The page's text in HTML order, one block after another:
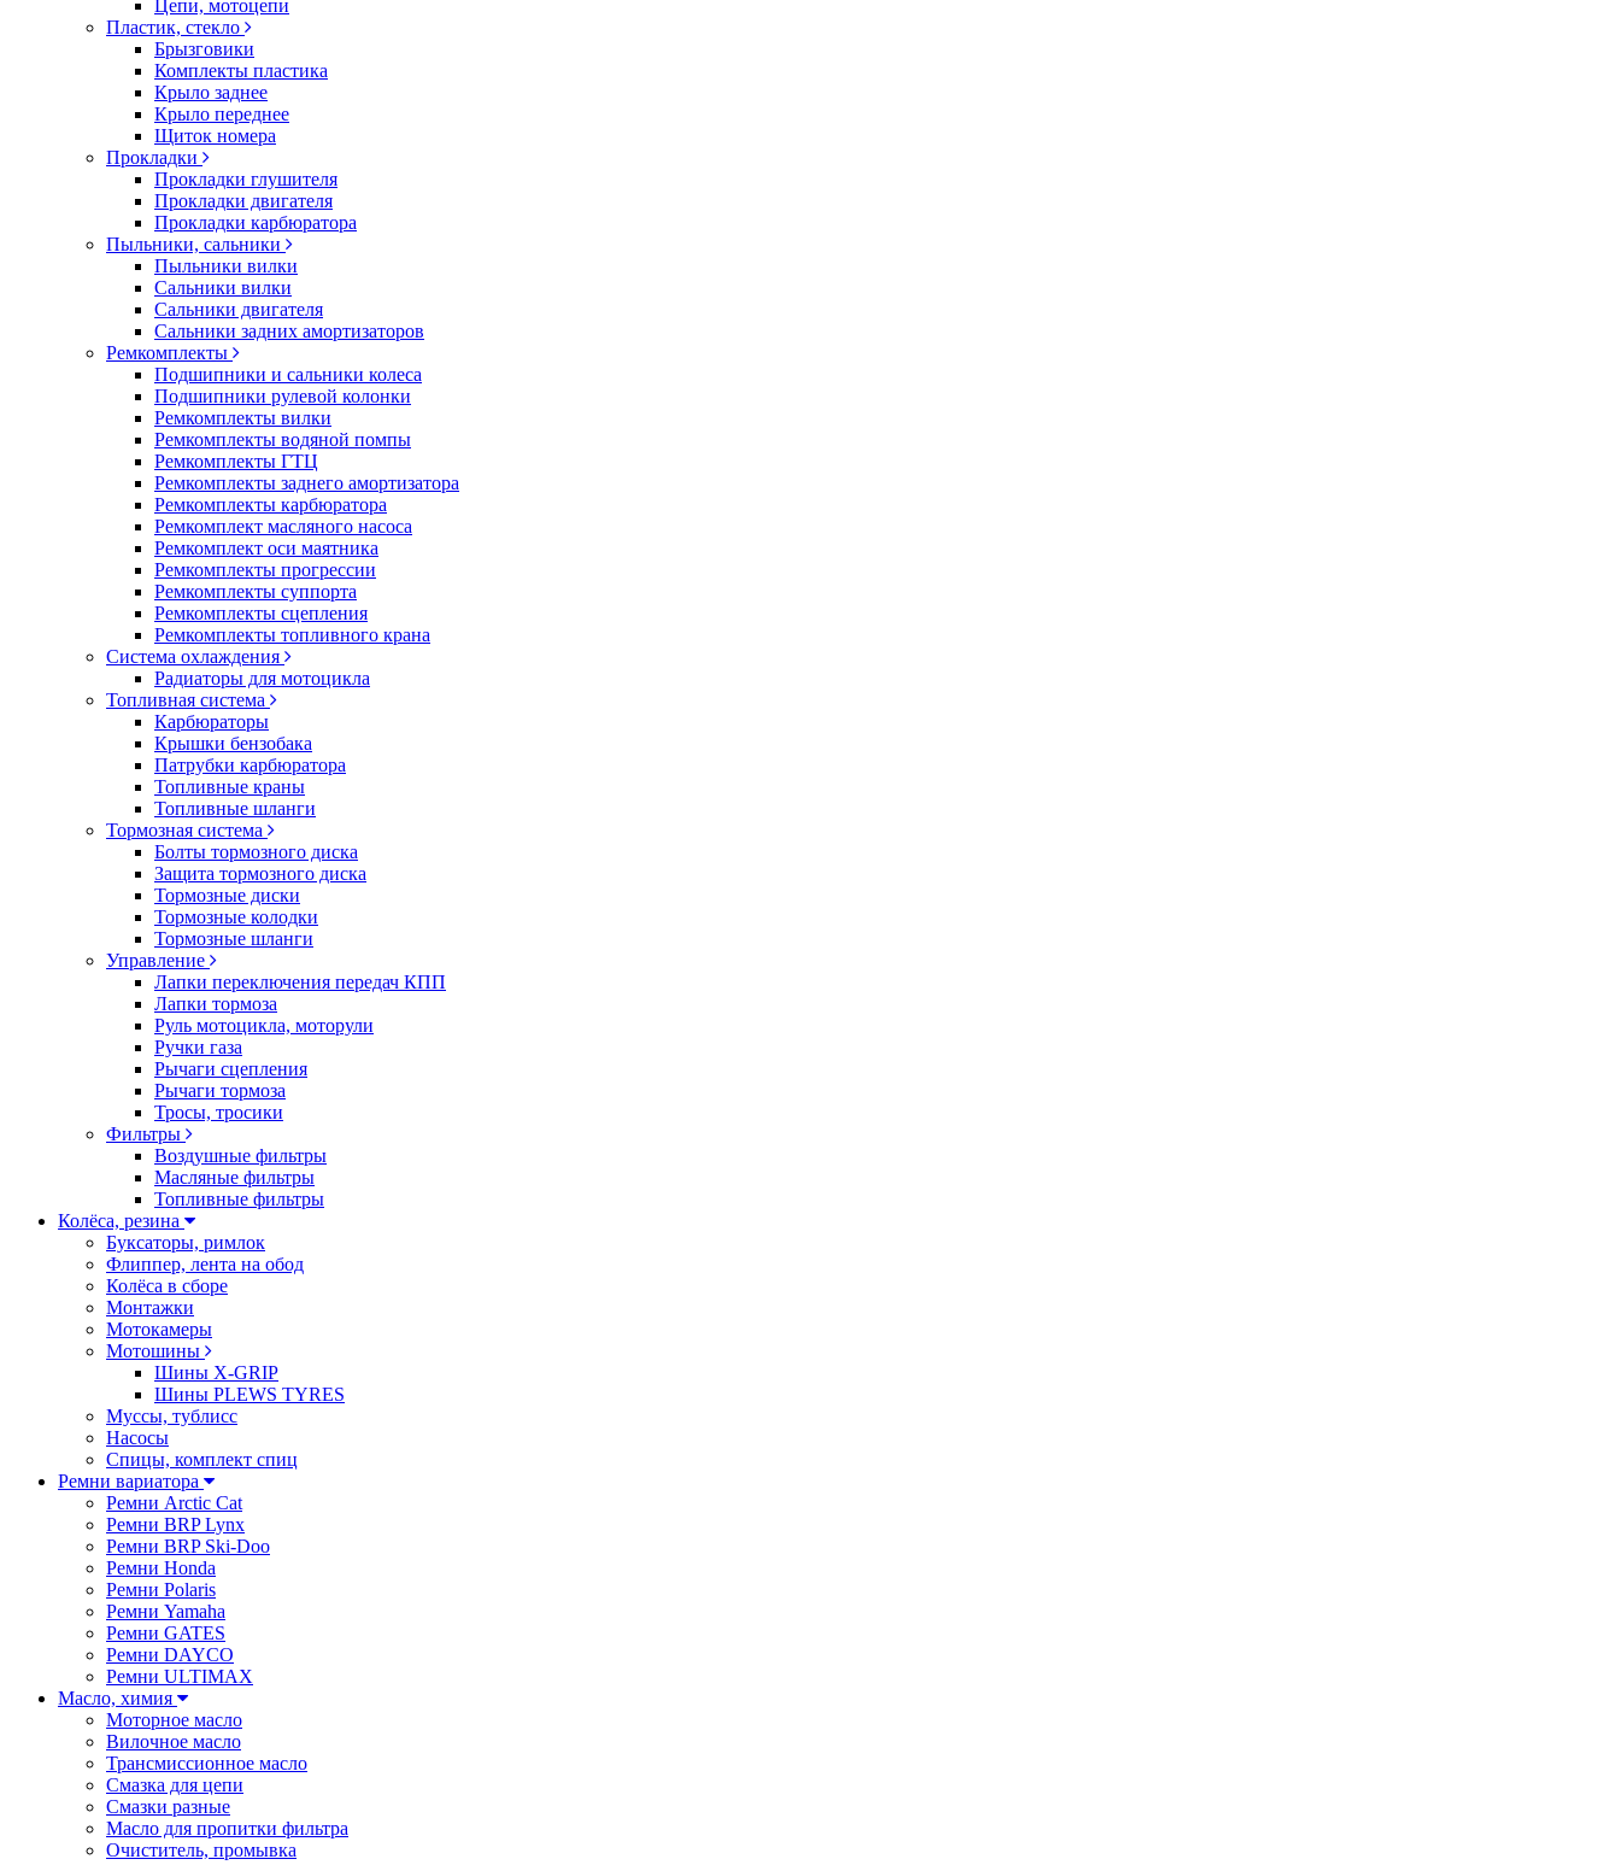
Цепи, мотоцепи
Пластик, стекло
Брызговики
Комплекты пластика
Крыло заднее
Крыло переднее
Щиток номера
Прокладки
Прокладки глушителя
Прокладки двигателя
Прокладки карбюратора
Пыльники, сальники
Пыльники вилки
Сальники вилки
Сальники двигателя
Сальники задних амортизаторов
Ремкомплекты
Подшипники и сальники колеса
Подшипники рулевой колонки
Ремкомплекты вилки
Ремкомплекты водяной помпы
Ремкомплекты ГТЦ
Ремкомплекты заднего амортизатора
Ремкомплекты карбюратора
Ремкомплект масляного насоса
Ремкомплект оси маятника
Ремкомплекты прогрессии
Ремкомплекты суппорта
Ремкомплекты сцепления
Ремкомплекты топливного крана
Система охлаждения
Радиаторы для мотоцикла
Топливная система
Карбюраторы
Крышки бензобака
Патрубки карбюратора
Топливные краны
Топливные шланги
Тормозная система
Болты тормозного диска
Защита тормозного диска
Тормозные диски
Тормозные колодки
Тормозные шланги
Управление
Лапки переключения передач КПП
Лапки тормоза
Руль мотоцикла, моторули
Ручки газа
Рычаги сцепления
Рычаги тормоза
Тросы, тросики
Фильтры
Воздушные фильтры
Масляные фильтры
Топливные фильтры
Колёса, резина
Буксаторы, римлок
Флиппер, лента на обод
Колёса в сборе
Монтажки
Мотокамеры
Мотошины
Шины X-GRIP
Шины PLEWS TYRES
Муссы, тублисс
Насосы
Спицы, комплект спиц
Ремни вариатора
Ремни Arctic Cat
Ремни BRP Lynx
Ремни BRP Ski-Doo
Ремни Honda
Ремни Polaris
Ремни Yamaha
Ремни GATES
Ремни DAYCO
Ремни ULTIMAX
Масло, химия
Моторное масло
Вилочное масло
Трансмиссионное масло
Смазка для цепи
Смазки разные
Масло для пропитки фильтра
Очиститель, промывка